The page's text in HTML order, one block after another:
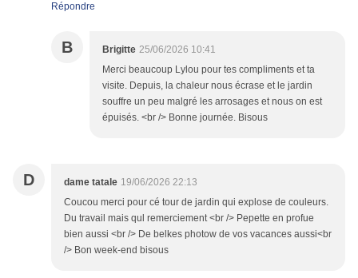
Répondre
B Brigitte 25/06/2026 10:41
Merci beaucoup Lylou pour tes compliments et ta
visite. Depuis, la chaleur nous écrase et le jardin
souffre un peu malgré les arrosages et nous on est
épuisés. <br /> Bonne journée. Bisous
D dame tatale 19/06/2026 22:13
Coucou merci pour cé tour de jardin qui explose de couleurs.
Du travail mais qul remerciement <br /> Pepette en profue
bien aussi <br /> De belkes photow de vos vacances aussi<br
/> Bon week-end bisous